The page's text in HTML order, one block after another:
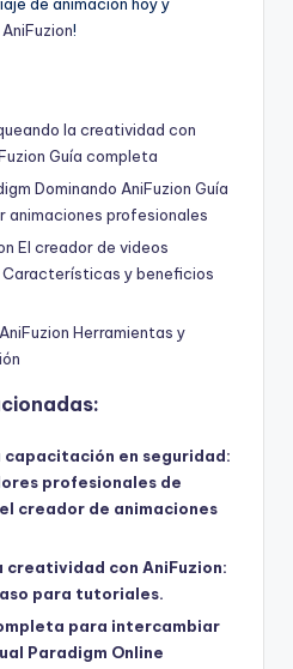
AniFuzion!
la creatividad con
Guía completa
Dominando AniFuzion Guía
animaciones profesionales
El creador de videos
y beneficios
Herramientas y
capacitación en seguridad:
profesionales de
creador de animaciones
creatividad con AniFuzion:
para tutoriales.
para intercambiar
Paradigm Online